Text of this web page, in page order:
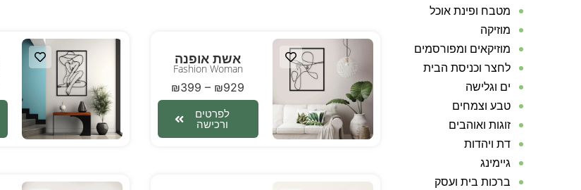
מטבח ופינת אוכל
מוזיקה
מוזיקאים ומפורסמים
לחצר וכניסת הבית
ים וגלישה
טבע וצמחים
זוגות ואוהבים
דת ויהדות
גיימינג
ברכות בית ועסק
אשת אופנה
Fashion Woman
₪399 – ₪929
לפרטים
ורכישה